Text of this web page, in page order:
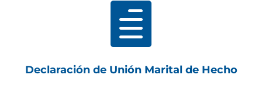

Declaración de Unión Marital de Hecho